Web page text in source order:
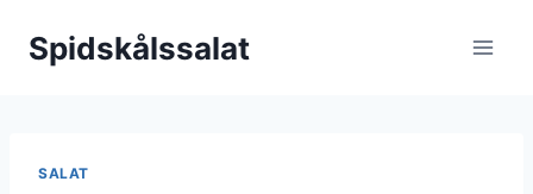
Spidskålssalat
SALAT